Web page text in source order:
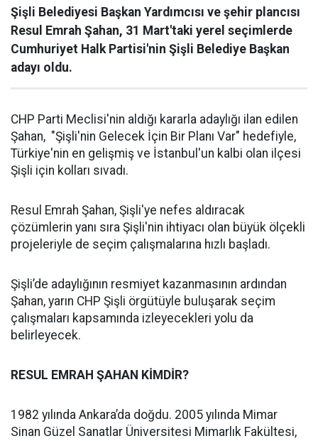
Şişli Belediyesi Başkan Yardımcısı ve şehir plancısı
Resul Emrah Şahan, 31 Mart'taki yerel seçimlerde
Cumhuriyet Halk Partisi'nin Şişli Belediye Başkan
adayı oldu.
CHP Parti Meclisi'nin aldığı kararla adaylığı ilan edilen
Şahan, "Şişli'nin Gelecek İçin Bir Planı Var" hedefiyle,
Türkiye'nin en gelişmiş ve İstanbul'un kalbi olan ilçesi
Şişli için kolları sıvadı.
Resul Emrah Şahan, Şişli'ye nefes aldıracak
çözümlerin yanı sıra Şişli'nin ihtiyacı olan büyük ölçekli
projeleriyle de seçim çalışmalarına hızlı başladı.
Şişli’de adaylığının resmiyet kazanmasının ardından
Şahan, yarın CHP Şişli örgütüyle buluşarak seçim
çalışmaları kapsamında izleyecekleri yolu da
belirleyecek.
RESUL EMRAH ŞAHAN KİMDİR?
1982 yılında Ankara’da doğdu. 2005 yılında Mimar
Sinan Güzel Sanatlar Üniversitesi Mimarlık Fakültesi,